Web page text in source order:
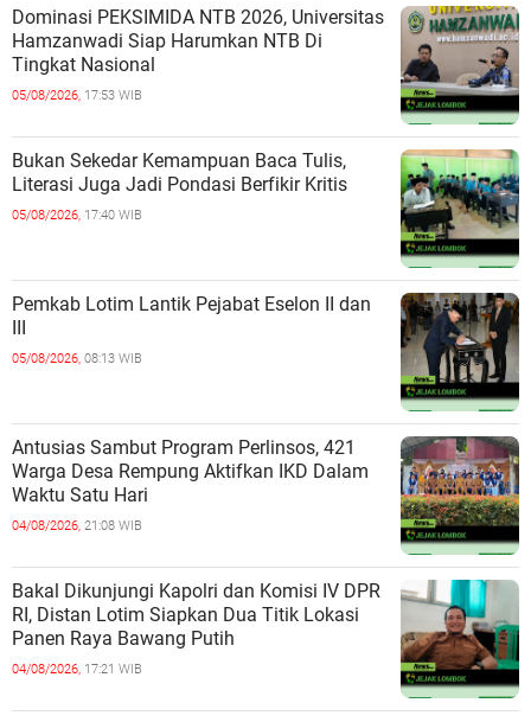
Dominasi PEKSIMIDA NTB 2026, Universitas
Hamzanwadi Siap Harumkan NTB Di
Tingkat Nasional
05/08/2026, 17:53 WIB
Bukan Sekedar Kemampuan Baca Tulis,
Literasi Juga Jadi Pondasi Berfikir Kritis
05/08/2026, 17:40 WIB
Pemkab Lotim Lantik Pejabat Eselon II dan
III
05/08/2026, 08:13 WIB
Antusias Sambut Program Perlinsos, 421
Warga Desa Rempung Aktifkan IKD Dalam
Waktu Satu Hari
04/08/2026, 21:08 WIB
Bakal Dikunjungi Kapolri dan Komisi IV DPR
RI, Distan Lotim Siapkan Dua Titik Lokasi
Panen Raya Bawang Putih
04/08/2026, 17:21 WIB